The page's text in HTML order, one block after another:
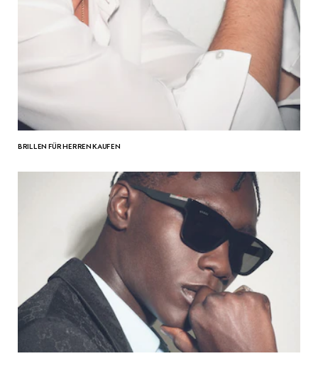
BRILLEN FÜR HERREN KAUFEN